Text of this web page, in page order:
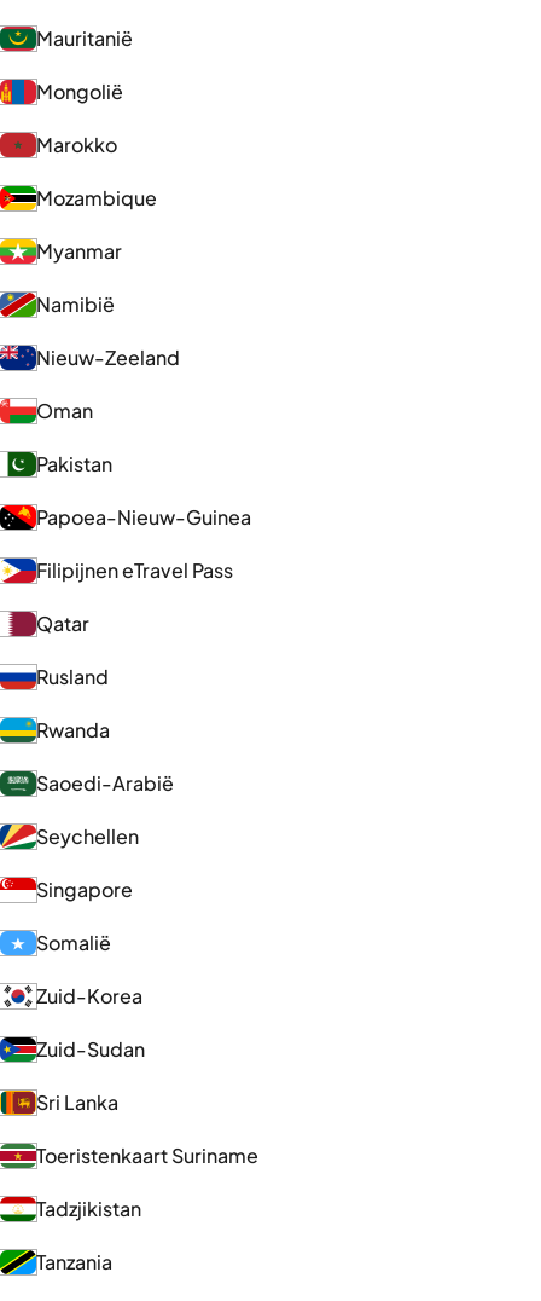
Mauritanië
Mongolië
Marokko
Mozambique
Myanmar
Namibië
Nieuw-Zeeland
Oman
Pakistan
Papoea-Nieuw-Guinea
Filipijnen eTravel Pass
Qatar
Rusland
Rwanda
Saoedi-Arabië
Seychellen
Singapore
Somalië
Zuid-Korea
Zuid-Sudan
Sri Lanka
Toeristenkaart Suriname
Tadzjikistan
Tanzania